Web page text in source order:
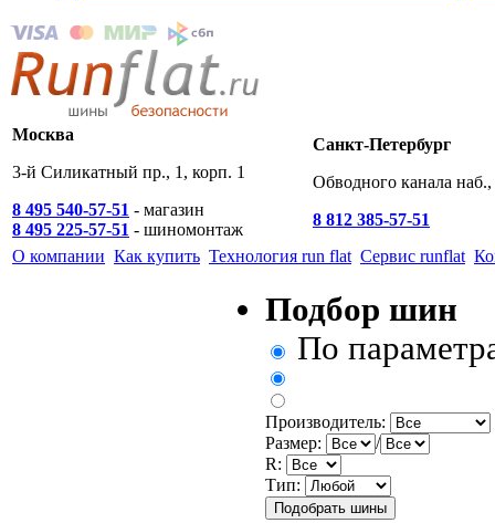
Москва
3-й Силикатный пр., 1, корп. 1
8 495 540-57-51 - магазин
8 495 225-57-51 - шиномонтаж
Санкт-Петербург
Обводного канала
8 812 385-57-51
О компании Как купить Технология run flat Сервис runflat
Подбор шин
По
Производитель:
Размер:
/
R:
Тип: